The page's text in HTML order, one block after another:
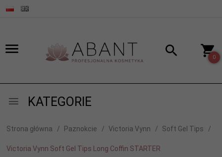
0
KATEGORIE
Strona główna Paznokcie Victoria Vynn Soft Gel Tips
Victoria Vynn Soft Gel Tips Long Coffin STARTER